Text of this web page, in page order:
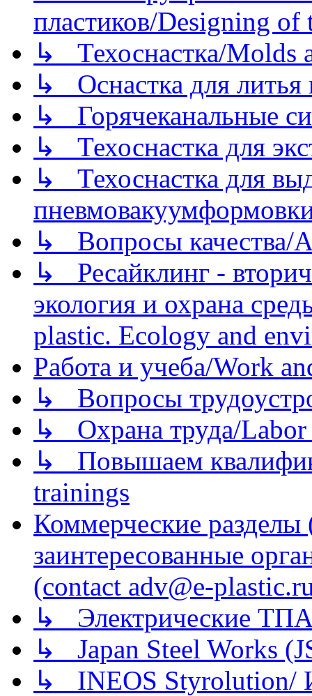
пластиков/Designing of
↳ Техоснастка/Molds
↳ Оснастка для литья
↳ Горячеканальные
↳ Техоснастка для
↳ Техоснастка для
↳ Вопросы качества/
↳ Ресайклинг -
экология и охрана
plastic. Ecology and
Работа и учеба/Work
↳ Вопросы
↳ Охрана труда/Labor
↳ Повышаем
trainings
Коммерческие
заинтересованные
(contact adv@e-
↳ Электрические
↳ Japan Steel Works
↳ INEOS